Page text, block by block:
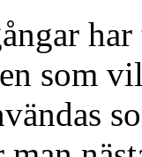
som